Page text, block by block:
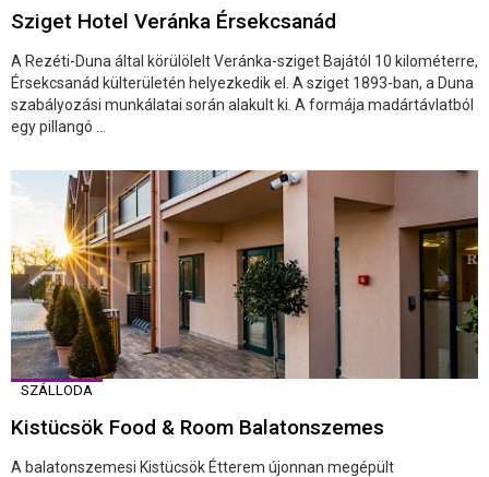
Sziget Hotel Veránka Érsekcsanád
A Rezéti-Duna által körülölelt Veránka-sziget Bajától 10 kilométerre,
Érsekcsanád külterületén helyezkedik el. A sziget 1893-ban, a Duna
szabályozási munkálatai során alakult ki. A formája madártávlatból
egy pillangó ...
SZÁLLODA
Kistücsök Food & Room Balatonszemes
A balatonszemesi Kistücsök Étterem újonnan megépült